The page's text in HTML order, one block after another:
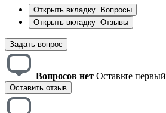
Открыть вкладку
Вопросы
Открыть вкладку Отзывы
Задать вопрос
Вопросов нет Оставьте первый
Оставить отзыв